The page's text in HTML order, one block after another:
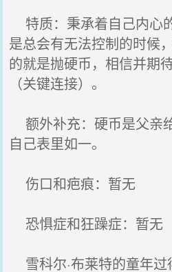
特质：秉承着自己内心
是总会有无法控制的时候
的就是抛硬币，相信并期
（关键连接）。
额外补充：硬币是父亲
自己表里如一。
伤口和疤痕：暂无
恐惧症和狂躁症：暂无
雪科尔·布莱特的童年过